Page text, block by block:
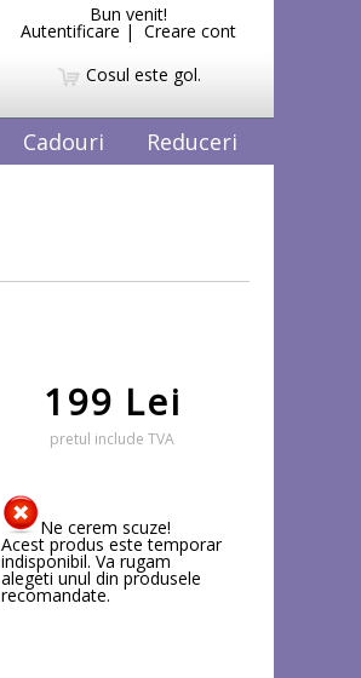
Bun venit!
Autentificare | Creare cont
Cosul este gol.
Cadouri Reduceri
199 Lei
pretul include TVA
Ne cerem scuze!
Acest produs este temporar
indisponibil. Va rugam
alegeti unul din produsele
recomandate.